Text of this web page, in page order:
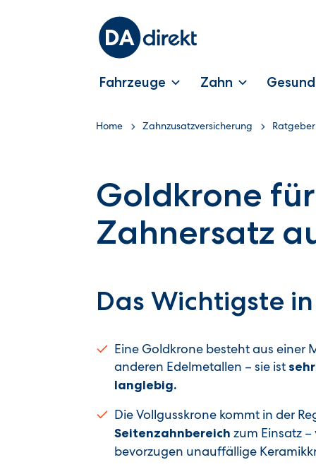
Fahrzeuge Zahn
Home Zahnzusatzversicherung Ratgeber
Goldkrone
Zahnersatz
Das Wichtigste
Eine Goldkrone besteht aus einer
anderen Edelmetallen – sie ist
langlebig.
Die Vollgusskrone kommt in der
Seitenzahnbereich zum Einsatz
bevorzugen unauffällige